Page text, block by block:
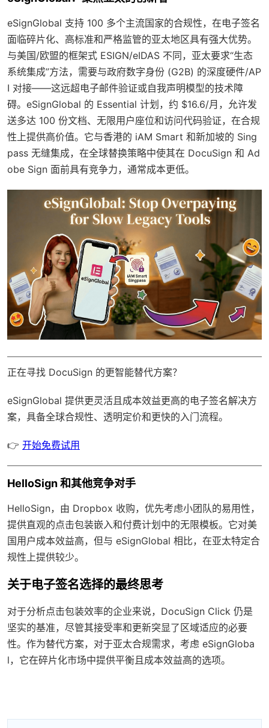
eSignGlobal 支持 100 多个主流国家的合规性，在电子签名
面临碎片化、高标准和严格监管的亚太地区具有强大优势。
与美国/欧盟的框架式 ESIGN/eIDAS 不同，亚太要求“生态
系统集成”方法，需要与政府数字身份 (G2B) 的深度硬件/AP
I 对接——这远超电子邮件验证或自我声明模型的技术障
碍。eSignGlobal 的 Essential 计划，约 $16.6/月，允许发
送多达 100 份文档、无限用户座位和访问代码验证，在合规
性上提供高价值。它与香港的 iAM Smart 和新加坡的 Sing
pass 无缝集成，在全球替换策略中使其在 DocuSign 和 Ad
obe Sign 面前具有竞争力，通常成本更低。
正在寻找 DocuSign 的更智能替代方案？
eSignGlobal 提供更灵活且成本效益更高的电子签名解决方
案，具备全球合规性、透明定价和更快的入门流程。
👉 开始免费试用
HelloSign 和其他竞争对手
HelloSign，由 Dropbox 收购，优先考虑小团队的易用性，
提供直观的点击包装嵌入和付费计划中的无限模板。它对美
国用户成本效益高，但与 eSignGlobal 相比，在亚太特定合
规性上提供较少。
关于电子签名选择的最终思考
对于分析点击包装效率的企业来说，DocuSign Click 仍是
坚实的基准，尽管其接受率和更新突显了区域适应的必要
性。作为替代方案，对于亚太合规需求，考虑 eSignGloba
l，它在碎片化市场中提供平衡且成本效益高的选项。